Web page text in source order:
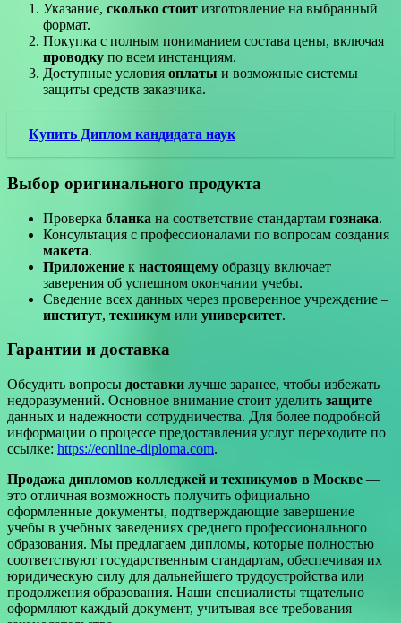
Указание, сколько стоит изготовление на выбранный
формат.
Покупка с полным пониманием состава цены, включая
проводку по всем инстанциям.
Доступные условия оплаты и возможные системы
защиты средств заказчика.
Купить Диплом кандидата наук
Выбор оригинального продукта
Проверка бланка на соответствие стандартам гознака.
Консультация с профессионалами по вопросам создания
макета.
Приложение к настоящему образцу включает
заверения об успешном окончании учебы.
Сведение всех данных через проверенное учреждение –
институт, техникум или университет.
Гарантии и доставка
Обсудить вопросы доставки лучше заранее, чтобы избежать
недоразумений. Основное внимание стоит уделить защите
данных и надежности сотрудничества. Для более подробной
информации о процессе предоставления услуг переходите по
ссылке: https://eonline-diploma.com.
Продажа дипломов колледжей и техникумов в Москве —
это отличная возможность получить официально
оформленные документы, подтверждающие завершение
учебы в учебных заведениях среднего профессионального
образования. Мы предлагаем дипломы, которые полностью
соответствуют государственным стандартам, обеспечивая их
юридическую силу для дальнейшего трудоустройства или
продолжения образования. Наши специалисты тщательно
оформляют каждый документ, учитывая все требования